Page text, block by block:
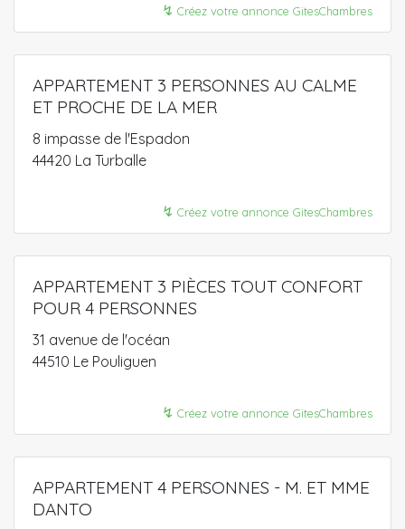
↯ Créez votre annonce GitesChambres
APPARTEMENT 3 PERSONNES AU CALME
ET PROCHE DE LA MER
8 impasse de l'Espadon
44420 La Turballe
↯ Créez votre annonce GitesChambres
APPARTEMENT 3 PIÈCES TOUT CONFORT
POUR 4 PERSONNES
31 avenue de l'océan
44510 Le Pouliguen
↯ Créez votre annonce GitesChambres
APPARTEMENT 4 PERSONNES - M. ET MME
DANTO